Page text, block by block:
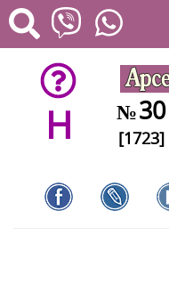
H №30
[1723]